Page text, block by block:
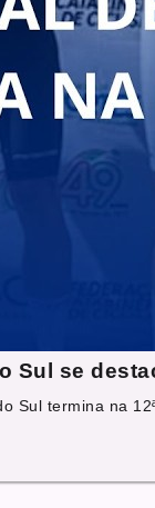
Sul se
Sul termina na